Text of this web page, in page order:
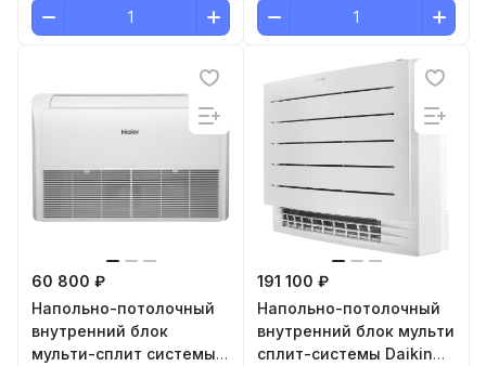
60 800 ₽
Напольно-потолочный
внутренний блок
мульти-сплит системы
191 100 ₽
Напольно-потолочный
внутренний блок мульти
сплит-системы Daikin